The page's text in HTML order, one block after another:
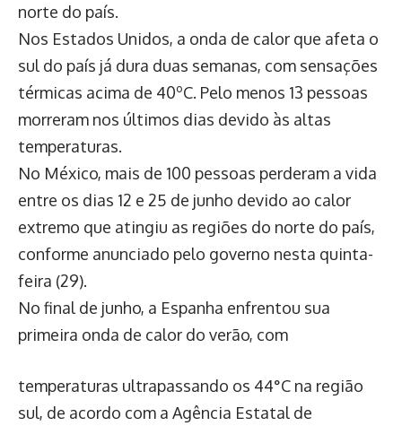
norte do país.
Nos Estados Unidos, a onda de calor que afeta o
sul do país já dura duas semanas, com sensações
térmicas acima de 40ºC. Pelo menos 13 pessoas
morreram nos últimos dias devido às altas
temperaturas.
No México, mais de 100 pessoas perderam a vida
entre os dias 12 e 25 de junho devido ao calor
extremo que atingiu as regiões do norte do país,
conforme anunciado pelo governo nesta quinta-
feira (29).
No final de junho, a Espanha enfrentou sua
primeira onda de calor do verão, com
temperaturas ultrapassando os 44°C na região
sul, de acordo com a Agência Estatal de